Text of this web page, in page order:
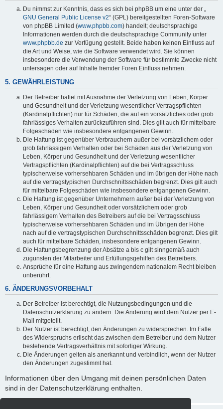
Du nimmst zur Kenntnis, dass es sich bei phpBB um eine unter der „
GNU General Public License v2“ (GPL) bereitgestellten Foren-Software
von phpBB Limited (www.phpbb.com) handelt; deutschsprachige
Informationen werden durch die deutschsprachige Community unter
www.phpbb.de zur Verfügung gestellt. Beide haben keinen Einfluss auf
die Art und Weise, wie die Software verwendet wird. Sie können
insbesondere die Verwendung der Software für bestimmte Zwecke nicht
untersagen oder auf Inhalte fremder Foren Einfluss nehmen.
5. GEWÄHRLEISTUNG
Der Betreiber haftet mit Ausnahme der Verletzung von Leben, Körper
und Gesundheit und der Verletzung wesentlicher Vertragspflichten
(Kardinalpflichten) nur für Schäden, die auf ein vorsätzliches oder grob
fahrlässiges Verhalten zurückzuführen sind. Dies gilt auch für mittelbare
Folgeschäden wie insbesondere entgangenen Gewinn.
Die Haftung ist gegenüber Verbrauchern außer bei vorsätzlichem oder
grob fahrlässigem Verhalten oder bei Schäden aus der Verletzung von
Leben, Körper und Gesundheit und der Verletzung wesentlicher
Vertragspflichten (Kardinalpflichten) auf die bei Vertragsschluss
typischerweise vorhersehbaren Schäden und im übrigen der Höhe nach
auf die vertragstypischen Durchschnittsschäden begrenzt. Dies gilt auch
für mittelbare Folgeschäden wie insbesondere entgangenen Gewinn.
Die Haftung ist gegenüber Unternehmern außer bei der Verletzung von
Leben, Körper und Gesundheit oder vorsätzlichem oder grob
fahrlässigem Verhalten des Betreibers auf die bei Vertragsschluss
typischerweise vorhersehbaren Schäden und im Übrigen der Höhe
nach auf die vertragstypischen Durchschnittsschäden begrenzt. Dies gilt
auch für mittelbare Schäden, insbesondere entgangenen Gewinn.
Die Haftungsbegrenzung der Absätze a bis c gilt sinngemäß auch
zugunsten der Mitarbeiter und Erfüllungsgehilfen des Betreibers.
Ansprüche für eine Haftung aus zwingendem nationalem Recht bleiben
unberührt.
6. ÄNDERUNGSVORBEHALT
Der Betreiber ist berechtigt, die Nutzungsbedingungen und die
Datenschutzerklärung zu ändern. Die Änderung wird dem Nutzer per E-
Mail mitgeteilt.
Der Nutzer ist berechtigt, den Änderungen zu widersprechen. Im Falle
des Widerspruchs erlischt das zwischen dem Betreiber und dem Nutzer
bestehende Vertragsverhältnis mit sofortiger Wirkung.
Die Änderungen gelten als anerkannt und verbindlich, wenn der Nutzer
den Änderungen zugestimmt hat.
Informationen über den Umgang mit deinen persönlichen Daten
sind in der Datenschutzerklärung enthalten.